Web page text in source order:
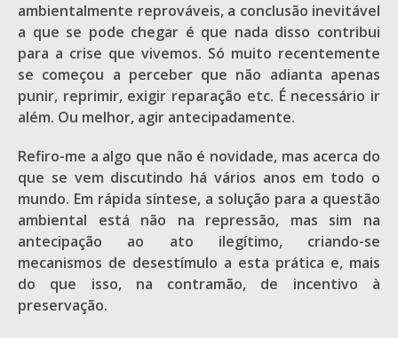
ambientalmente reprováveis, a conclusão inevitável
a que se pode chegar é que nada disso contribui
para a crise que vivemos. Só muito recentemente
se começou a perceber que não adianta apenas
punir, reprimir, exigir reparação etc. É necessário ir
além. Ou melhor, agir antecipadamente.
Refiro-me a algo que não é novidade, mas acerca do
que se vem discutindo há vários anos em todo o
mundo. Em rápida síntese, a solução para a questão
ambiental está não na repressão, mas sim na
antecipação ao ato ilegítimo, criando-se
mecanismos de desestímulo a esta prática e, mais
do que isso, na contramão, de incentivo à
preservação.